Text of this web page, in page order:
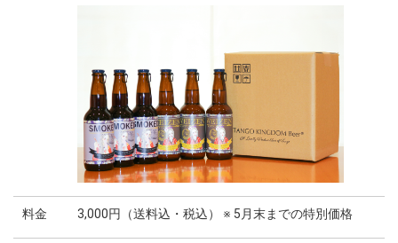
料金 3,000円（送料込・税込） ※ 5月末までの特別価格